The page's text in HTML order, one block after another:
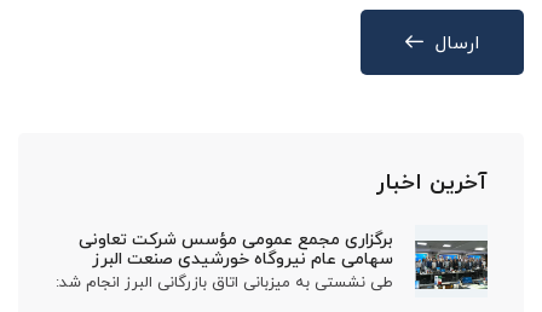
ارسال
آخرین اخبار
برگزاری مجمع عمومی مؤسس شرکت تعاونی
سهامی عام نیروگاه خورشیدی صنعت البرز
طی نشستی به میزبانی اتاق بازرگانی البرز انجام شد: